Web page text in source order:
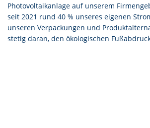
Photovoltaikanlage auf unserem
seit 2021 rund 40 % unseres eigenen
unseren Verpackungen und
stetig daran, den ökologischen